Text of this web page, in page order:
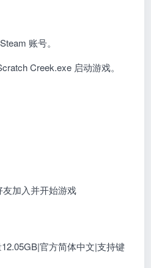
账号。
Creek.exe 启动游戏。
加入并开始游戏
官方简体中文|支持键